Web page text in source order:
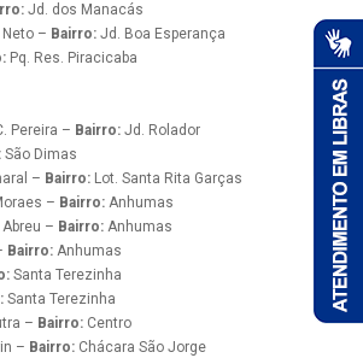
Jd. dos Manacás
– Bairro: Jd. Boa Esperança
Pq. Res. Piracicaba
Pereira – Bairro: Jd. Rolador
São Dimas
– Bairro: Lot. Santa Rita Garças
– Bairro: Anhumas
– Bairro: Anhumas
Bairro: Anhumas
Santa Terezinha
Santa Terezinha
– Bairro: Centro
– Bairro: Chácara São Jorge